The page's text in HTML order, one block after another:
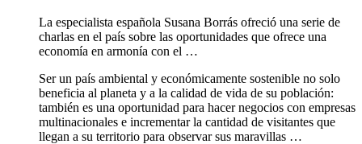
La especialista española Susana Borrás ofreció una serie de
charlas en el país sobre las oportunidades que ofrece una
economía en armonía con el …
Ser un país ambiental y económicamente sostenible no solo
beneficia al planeta y a la calidad de vida de su población:
también es una oportunidad para hacer negocios con empresas
multinacionales e incrementar la cantidad de visitantes que
llegan a su territorio para observar sus maravillas …